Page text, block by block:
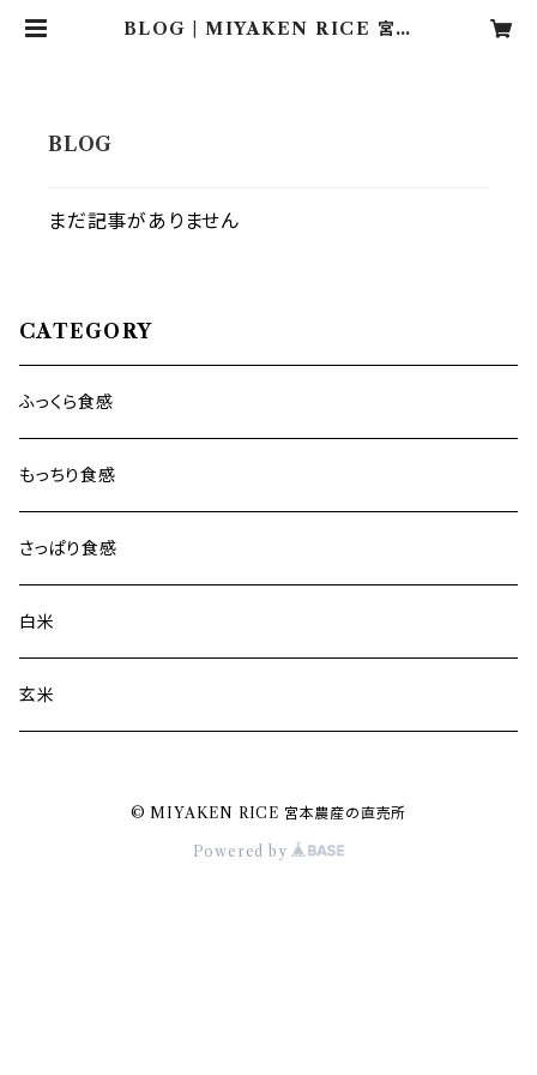
BLOG | MIYAKEN RICE 宮本
まだ記事がありません
CATEGORY
ふっくら食感
もっちり食感
さっぱり食感
白米
玄米
© MIYAKEN RICE 宮本農産の直売所
Powered by